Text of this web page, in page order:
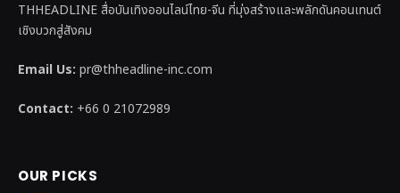
THHEADLINE สื่อบันเทิงออนไลน์ไทย-จีน ที่มุ่งสร้างและพลักดันคอนเทนต์
เชิงบวกสู่สังคม
Email Us: pr@thheadline-inc.com
Contact: +66 0 21072989
OUR PICKS